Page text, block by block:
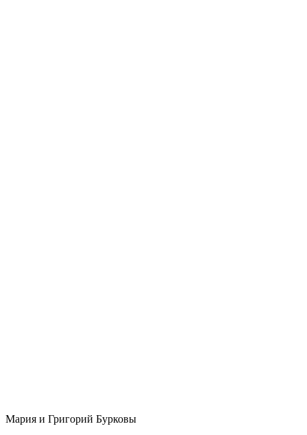
Мария и Григорий Бурковы